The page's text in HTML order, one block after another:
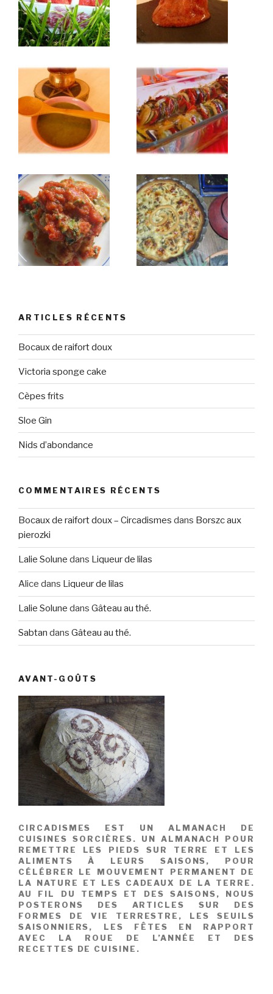
ARTICLES RÉCENTS
Bocaux de raifort doux
Victoria sponge cake
Cèpes frits
Sloe Gin
Nids d’abondance
COMMENTAIRES RÉCENTS
Bocaux de raifort doux – Circadismes dans Borszc aux
pierozki
Lalie Solune dans Liqueur de lilas
Alice dans Liqueur de lilas
Lalie Solune dans Gâteau au thé.
Sabtan dans Gâteau au thé.
AVANT-GOÛTS
CIRCADISMES EST UN ALMANACH DE
CUISINES SORCIÈRES. UN ALMANACH POUR
REMETTRE LES PIEDS SUR TERRE ET LES
ALIMENTS À LEURS SAISONS, POUR
CÉLÉBRER LE MOUVEMENT PERMANENT DE
LA NATURE ET LES CADEAUX DE LA TERRE.
AU FIL DU TEMPS ET DES SAISONS, NOUS
POSTERONS DES ARTICLES SUR DES
FORMES DE VIE TERRESTRE, LES SEUILS
SAISONNIERS, LES FÊTES EN RAPPORT
AVEC LA ROUE DE L’ANNÉE ET DES
RECETTES DE CUISINE.